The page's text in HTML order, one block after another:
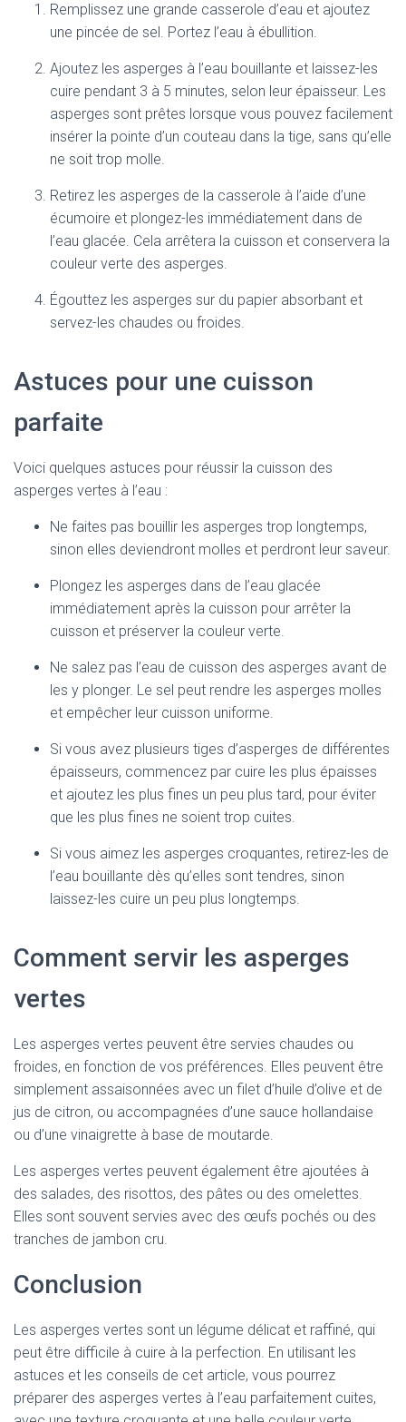
Remplissez une grande casserole d’eau et ajoutez
une pincée de sel. Portez l’eau à ébullition.
Ajoutez les asperges à l’eau bouillante et laissez-les
cuire pendant 3 à 5 minutes, selon leur épaisseur. Les
asperges sont prêtes lorsque vous pouvez facilement
insérer la pointe d’un couteau dans la tige, sans qu’elle
ne soit trop molle.
Retirez les asperges de la casserole à l’aide d’une
écumoire et plongez-les immédiatement dans de
l’eau glacée. Cela arrêtera la cuisson et conservera la
couleur verte des asperges.
Égouttez les asperges sur du papier absorbant et
servez-les chaudes ou froides.
Astuces pour une cuisson
parfaite
Voici quelques astuces pour réussir la cuisson des
asperges vertes à l’eau :
Ne faites pas bouillir les asperges trop longtemps,
sinon elles deviendront molles et perdront leur saveur.
Plongez les asperges dans de l’eau glacée
immédiatement après la cuisson pour arrêter la
cuisson et préserver la couleur verte.
Ne salez pas l’eau de cuisson des asperges avant de
les y plonger. Le sel peut rendre les asperges molles
et empêcher leur cuisson uniforme.
Si vous avez plusieurs tiges d’asperges de différentes
épaisseurs, commencez par cuire les plus épaisses
et ajoutez les plus fines un peu plus tard, pour éviter
que les plus fines ne soient trop cuites.
Si vous aimez les asperges croquantes, retirez-les de
l’eau bouillante dès qu’elles sont tendres, sinon
laissez-les cuire un peu plus longtemps.
Comment servir les asperges
vertes
Les asperges vertes peuvent être servies chaudes ou
froides, en fonction de vos préférences. Elles peuvent être
simplement assaisonnées avec un filet d’huile d’olive et de
jus de citron, ou accompagnées d’une sauce hollandaise
ou d’une vinaigrette à base de moutarde.
Les asperges vertes peuvent également être ajoutées à
des salades, des risottos, des pâtes ou des omelettes.
Elles sont souvent servies avec des œufs pochés ou des
tranches de jambon cru.
Conclusion
Les asperges vertes sont un légume délicat et raffiné, qui
peut être difficile à cuire à la perfection. En utilisant les
astuces et les conseils de cet article, vous pourrez
préparer des asperges vertes à l’eau parfaitement cuites,